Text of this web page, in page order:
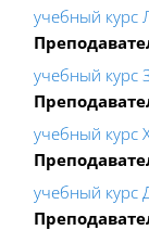
учебный курс
учебный курс
учебный курс
учебный курс